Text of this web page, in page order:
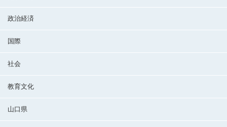
政治経済
国際
社会
教育文化
山口県